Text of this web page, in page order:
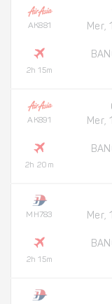
AK881
2h 15m
Mer,
AK891
2h 20m
Mer,
MH783
2h 15m
Mer,